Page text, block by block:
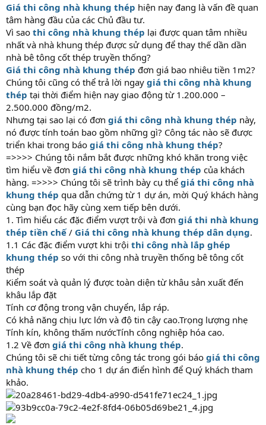
Giá thi công nhà khung thép hiện nay đang là vấn đề quan
tâm hàng đầu của các Chủ đầu tư.
Vì sao thi công nhà khung thép lại được quan tâm nhiều
nhất và nhà khung thép được sử dụng để thay thế dần dần
nhà bê tông cốt thép truyền thống?
Giá thi công nhà khung thép đơn giá bao nhiêu tiền 1m2?
Chúng tôi cũng có thể trả lời ngay giá thi công nhà khung
thép tại thời điểm hiện nay giao động từ 1.200.000 –
2.500.000 đồng/m2.
Nhưng tại sao lại có đơn giá thi công nhà khung thép này,
nó được tính toán bao gồm những gì? Công tác nào sẽ được
triển khai trong báo giá thi công nhà khung thép?
=>>>> Chúng tôi nắm bắt được những khó khăn trong việc
tìm hiểu về đơn giá thi công nhà khung thép của khách
hàng. =>>>> Chúng tôi sẽ trình bày cụ thể giá thi công nhà
khung thép qua dẫn chứng từ 1 dự án, mời Quý khách hàng
cùng bạn đọc hãy cùng xem tiếp bên dưới.
1. Tìm hiểu các đặc điểm vượt trội và đơn giá thi nhà khung
thép tiền chế/ Giá thi công nhà khung thép dân dụng.
1.1 Các đặc điểm vượt khi trội thi công nhà lắp ghép
khung thép so với thi công nhà truyền thống bê tông cốt
thép
Kiểm soát và quản lý được toàn diện từ khâu sản xuất đến
khâu lắp đặt
Tính cơ động trong vận chuyển, lắp ráp.
Có khả năng chịu lực lớn và độ tin cậy cao.Trọng lượng nhẹ
Tính kín, không thấm nướcTính công nghiệp hóa cao.
1.2 Về đơn giá thi công nhà khung thép.
Chúng tôi sẽ chi tiết từng công tác trong gói báo giá thi công
nhà khung thép cho 1 dự án điển hình để Quý khách tham
khảo.